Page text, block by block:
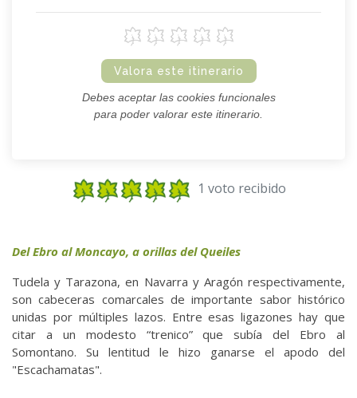
Valora este itinerario
Debes aceptar las cookies funcionales
para poder valorar este itinerario.
1 voto recibido
Del Ebro al Moncayo, a orillas del Queiles
Tudela y Tarazona, en Navarra y Aragón respectivamente,
son cabeceras comarcales de importante sabor histórico
unidas por múltiples lazos. Entre esas ligazones hay que
citar a un modesto “trenico” que subía del Ebro al
Somontano. Su lentitud le hizo ganarse el apodo del
"Escachamatas".